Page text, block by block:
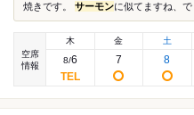
焼きです。 サーモンに似てますね、で
空席
情報
木
8/6
金
7
土
8